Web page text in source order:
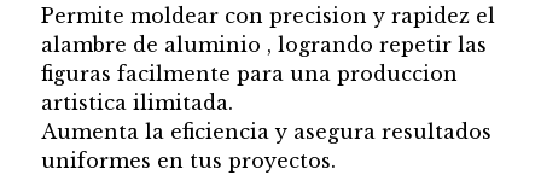
Permite moldear con precision y rapidez el
alambre de aluminio , logrando repetir las
figuras facilmente para una produccion
artistica ilimitada.
Aumenta la eficiencia y asegura resultados
uniformes en tus proyectos.